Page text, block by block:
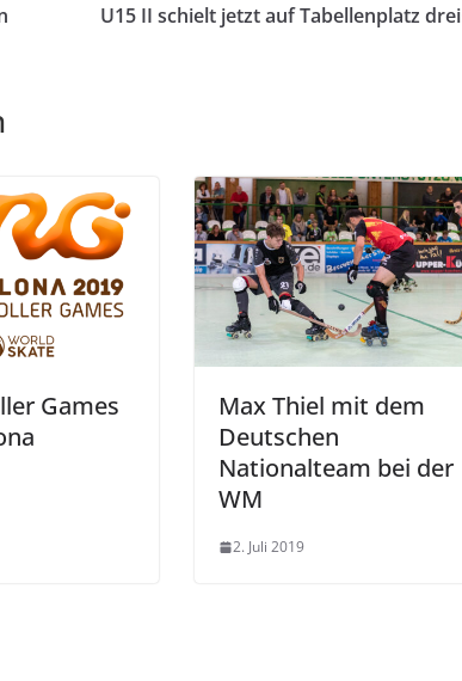
U15 II schielt jetzt auf Tabellenplatz drei
Games
Max Thiel mit dem
Deutschen
Nationalteam bei der
WM
2. Juli 2019